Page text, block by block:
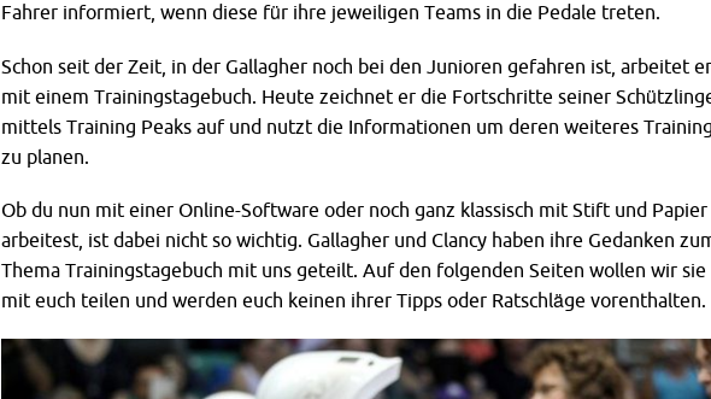
Fahrer informiert, wenn diese für ihre jeweiligen Teams in die Pedale treten.
Schon seit der Zeit, in der Gallagher noch bei den Junioren gefahren ist, arbeitet er
mit einem Trainingstagebuch. Heute zeichnet er die Fortschritte seiner
mittels Training Peaks auf und nutzt die Informationen um deren weiteres Training
zu planen.
Ob du nun mit einer Online-Software oder noch ganz klassisch mit Stift und Papier
arbeitest, ist dabei nicht so wichtig. Gallagher und Clancy haben ihre Gedanken
Thema Trainingstagebuch mit uns geteilt. Auf den folgenden Seiten wollen wir sie
mit euch teilen und werden euch keinen ihrer Tipps oder Ratschläge vorenthalten.